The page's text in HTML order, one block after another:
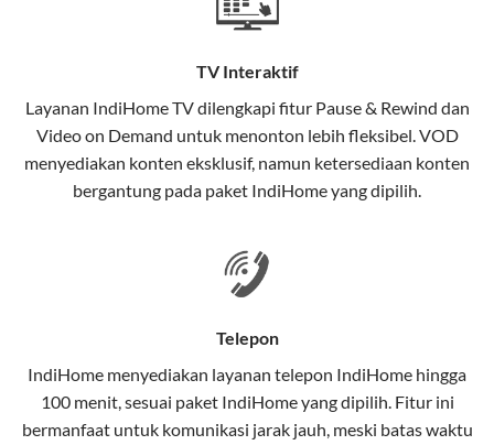
Wifi IndiHome menggunakan teknologi Fiber To The
menggunakan kabel serat optik hingga ke rumah
pelanggan. Teknologi ini memiliki beberapa
keunggulan:
Kecepatan Tinggi
dibandingkan kabel tembaga atau DSL.
elektromagnetik, sehingga koneksi tetap lancar.
Latensi Rendah
TV Interaktif
Layanan IndiHome TVdilengkapi fitur Pause & Rewind dan
Video on Demand untuk menonton lebih fleksibel. VOD
menyediakan konten eksklusif, namun ketersediaan konten
bergantung pada paket IndiHome yang dipilih.
Telepon
IndiHome menyediakan layanan telepon IndiHome hingga
100 menit, sesuai paket IndiHome yang dipilih. Fitur ini
bermanfaat untuk komunikasi jarak jauh, meski batas waktu